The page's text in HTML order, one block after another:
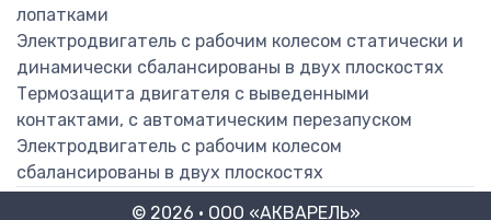
лопатками
Электродвигатель с рабочим колесом статически и
динамически сбалансированы в двух плоскостях
Термозащита двигателя с выведенными
контактами, с автоматическим перезапуском
Электродвигатель с рабочим колесом
сбалансированы в двух плоскостях
© 2026 · ООО «АКВАРЕЛЬ»